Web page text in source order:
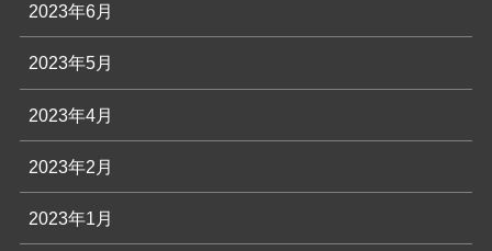
2023年6月
2023年5月
2023年4月
2023年2月
2023年1月